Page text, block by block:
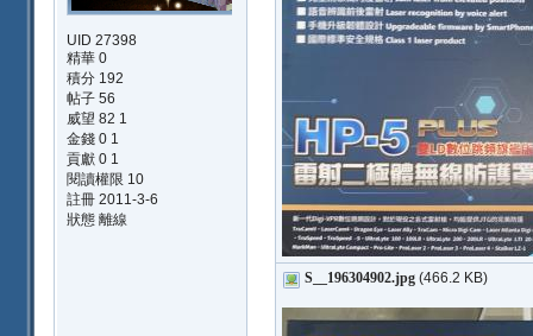
UID 27398
精華 0
積分 192
帖子 56
威望 82 1
金錢 0 1
貢獻 0 1
閱讀權限 10
註冊 2011-3-6
狀態 離線
S__196304902.jpg (466.2 KB)